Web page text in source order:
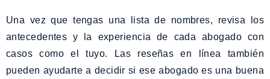
Una vez que tengas una lista de nombres, revisa los
antecedentes y la experiencia de cada abogado con
casos como el tuyo. Las reseñas en línea también
pueden ayudarte a decidir si ese abogado es una buena